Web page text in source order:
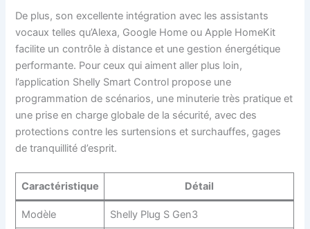
De plus, son excellente intégration avec les assistants
vocaux telles qu’Alexa, Google Home ou Apple HomeKit
facilite un contrôle à distance et une gestion énergétique
performante. Pour ceux qui aiment aller plus loin,
l’application Shelly Smart Control propose une
programmation de scénarios, une minuterie très pratique et
une prise en charge globale de la sécurité, avec des
protections contre les surtensions et surchauffes, gages
de tranquillité d’esprit.
Caractéristique Détail
Modèle Shelly Plug S Gen3